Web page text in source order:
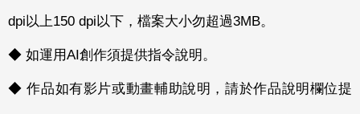
dpi以上150 dpi以下，檔案大小勿超過3MB。
◆ 如運用AI創作須提供指令說明。
◆ 作品如有影片或動畫輔助說明，請於作品說明欄位提